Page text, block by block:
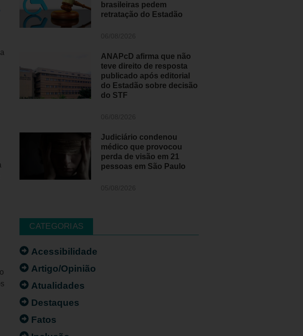
brasileiras pedem
retratação do Estadão
ANAPcD afirma que não
teve direito de resposta
publicado após editorial
do Estadão sobre decisão
do STF
Judiciário condenou
médico que provocou
perda de visão em 21
pessoas em São Paulo
CATEGORIAS
Acessibilidade
Artigo/Opinião
Atualidades
Destaques
Fatos